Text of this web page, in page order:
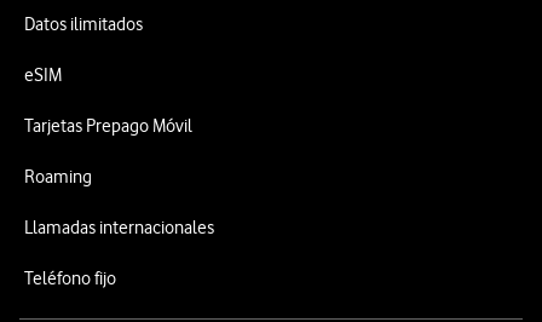
Datos ilimitados
eSIM
Tarjetas Prepago Móvil
Roaming
Llamadas internacionales
Teléfono fijo